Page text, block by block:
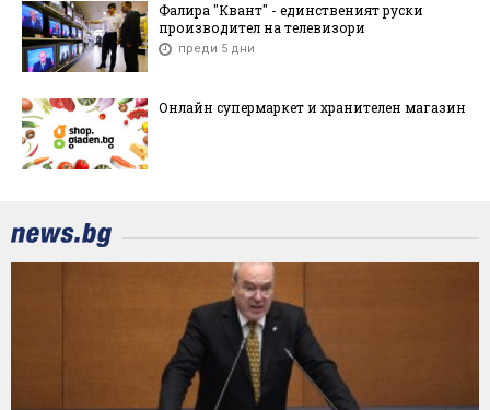
Фалира "Квант" - единственият руски
производител на телевизори
преди 5 дни
Онлайн супермаркет и хранителен магазин